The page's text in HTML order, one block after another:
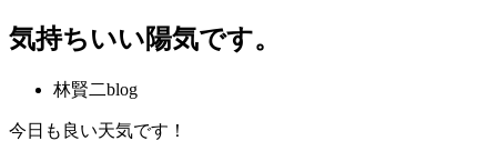
気持ちいい陽気です。
林賢二blog
今日も良い天気です！